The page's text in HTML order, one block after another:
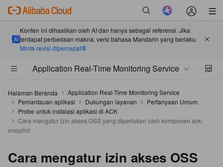
Konten ini dihasilkan oleh AI dan hanya sebagai referensi. Jika
terdapat perbedaan makna, versi bahasa Mandarin yang berlaku.
Minta revisi dipercepat
Application Real-Time Monitoring Service
Halaman Beranda
Application Real-Time Monitoring Service
Pemantauan aplikasi
Dukungan layanan
Pertanyaan Umum
Probe untuk instalasi aplikasi di ACK
Cara mengatur izin akses OSS yang diperlukan oleh komponen ack-
onepilot
Cara mengatur izin akses OSS